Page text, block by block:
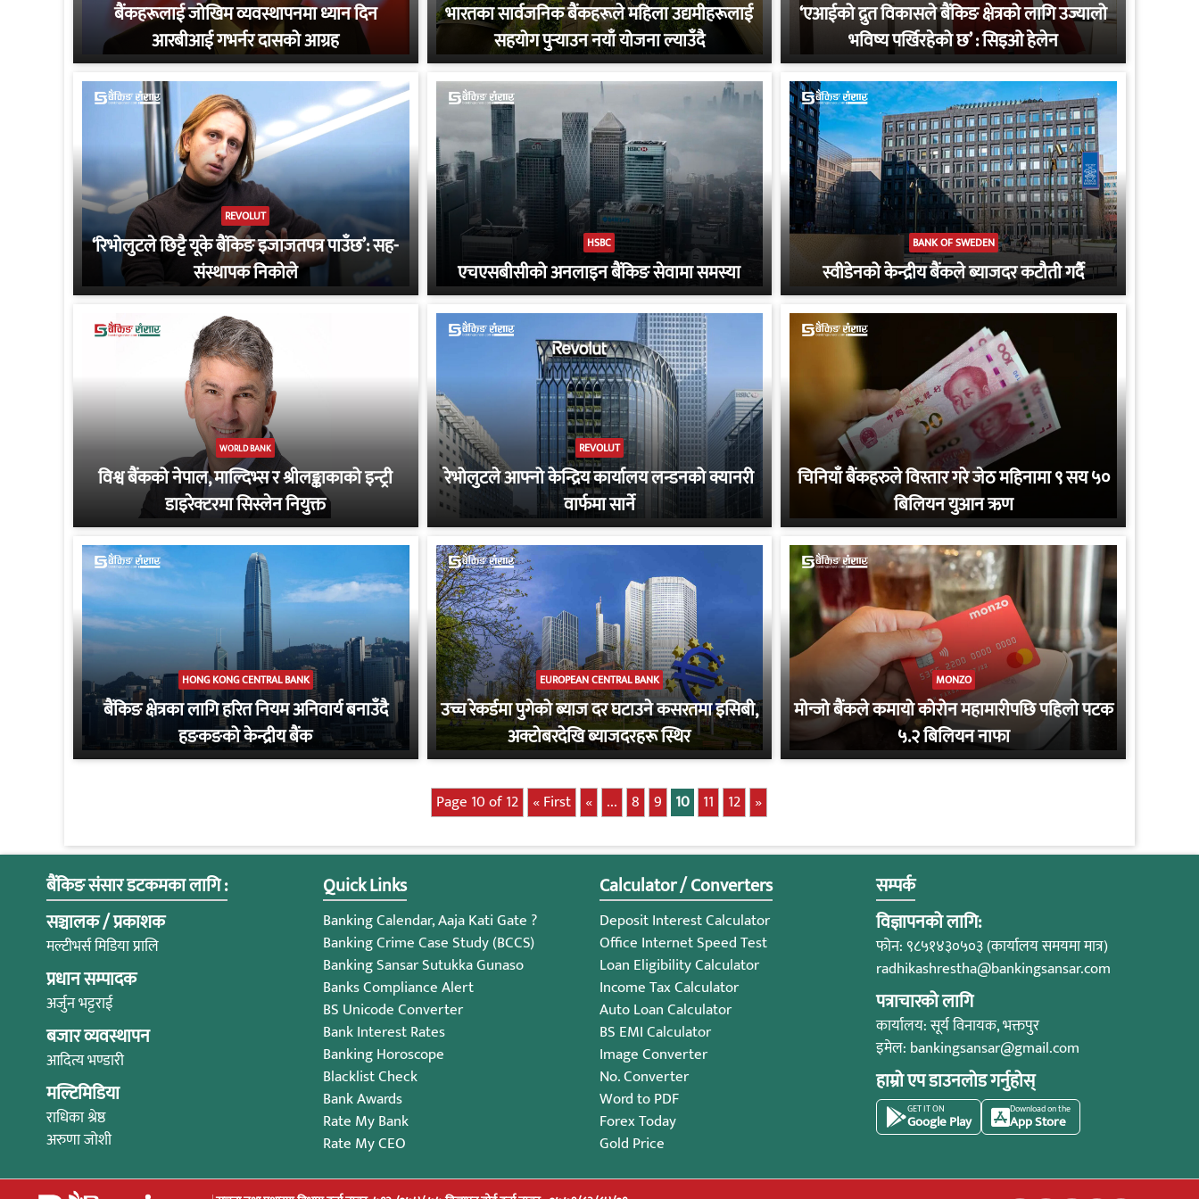
बैंकहरूलाई जोखिम व्यवस्थापनमा ध्यान दिन
आरबीआई गभर्नर दासको आग्रह
भारतका सार्वजनिक बैंकहरूले महिला उद्यमीहरूलाई
सहयोग पुर्‍याउन नयाँ योजना ल्याउँदै
‘एआईको द्रुत विकासले बैंकिङ क्षेत्रको लागि उज्यालो
भविष्य पर्खिरहेको छ’ : सिइओ हेलेन
REVOLUT
‘रिभोलुटले छिट्टै यूके बैंकिङ इजाजतपत्र पाउँछ’: सह-
संस्थापक निकोले
HSBC
एचएसबीसीको अनलाइन बैंकिङ सेवामा समस्या
BANK OF SWEDEN
स्वीडेनको केन्द्रीय बैंकले ब्याजदर कटौती गर्दै
WORLD BANK
विश्व बैंकको नेपाल, माल्दिभ्स र श्रीलङ्काकाको इन्ट्री
डाइरेक्टरमा सिस्लेन नियुक्त
REVOLUT
रेभोलुटले आफ्नो केन्द्रिय कार्यालय लन्डनको क्यानरी
वार्फमा सार्ने
चिनियाँ बैंकहरुले विस्तार गरे जेठ महिनामा ९ सय ५०
बिलियन युआन ऋण
HONG KONG CENTRAL BANK
बैंकिङ क्षेत्रका लागि हरित नियम अनिवार्य बनाउँदै
हङकङको केन्द्रीय बैंक
EUROPEAN CENTRAL BANK
उच्च रेकर्डमा पुगेको ब्याज दर घटाउने कसरतमा इसिबी,
अक्टोबरदेखि ब्याजदरहरू स्थिर
MONZO
मोन्जो बैंकले कमायो कोरोन महामारीपछि पहिलो पटक
५.२ बिलियन नाफा
Page 10 of 12 « First « ... 8 9 10 11 12 »
बैंकिङ संसार डटकमका लागि :
सञ्चालक / प्रकाशक
मल्टीभर्स मिडिया प्रालि
प्रधान सम्पादक
अर्जुन भट्टराई
बजार व्यवस्थापन
आदित्य भण्डारी
मल्टिमिडिया
राधिका श्रेष्ठ
अरुणा जोशी
Quick Links
Banking Calendar, Aaja Kati Gate ?
Banking Crime Case Study (BCCS)
Banking Sansar Sutukka Gunaso
Banks Compliance Alert
BS Unicode Converter
Bank Interest Rates
Banking Horoscope
Blacklist Check
Bank Awards
Rate My Bank
Rate My CEO
Calculator / Converters
Deposit Interest Calculator
Office Internet Speed Test
Loan Eligibility Calculator
Income Tax Calculator
Auto Loan Calculator
BS EMI Calculator
Image Converter
No. Converter
Word to PDF
Forex Today
Gold Price
सम्पर्क
विज्ञापनको लागि:
फोन: ९८५१४३०५०३ (कार्यालय समयमा मात्र)
radhikashrestha@bankingsansar.com
पत्राचारको लागि
कार्यालय: सूर्य विनायक, भक्तपुर
इमेल: bankingsansar@gmail.com
हाम्रो एप डाउनलोड गर्नुहोस्
GET IT ON
Google Play
Download on the
App Store